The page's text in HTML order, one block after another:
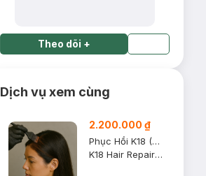
Theo dõi +
Dịch vụ xem cùng
2.200.000 ₫
Phục Hồi K18 (Size Max)
K18 Hair Repair Treatment (Size Max)